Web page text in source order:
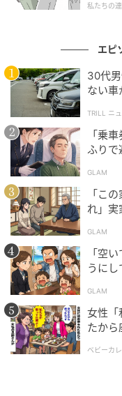
せからお願いしま
うしますか」と聞
ません。
結局、社員たちの
は「もう無理！」と
ました。
社員たちの言葉に
その日の夕方、妹は
た。父は「妹を泣か
だな！」と私をにら
なの！？」と怒鳴り
すると、社員たちが
渡せるものではあり
するなら、私は辞め
私たちの
エピ
30代
ない車
TRILL ニ
「乗
ふりで
GLAM
「こ
れ」実
た一言
GLAM
「空
うに
一変
GLAM
女性「
たから
ベビーカ